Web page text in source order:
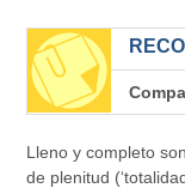
Lleno y completo
de plenitud